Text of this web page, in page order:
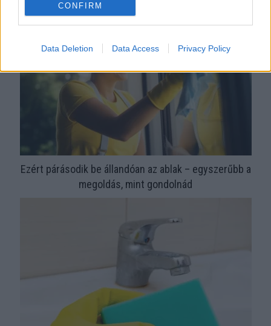
CONFIRM
Data Deletion Data Access Privacy Policy
Ezért párásodik be állandóan az ablak – egyszerűbb a
megoldás, mint gondolnád